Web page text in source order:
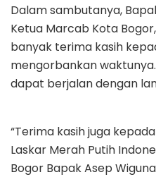
Dalam sambutanya,
Ketua Marcab Kota
banyak terima kasih
mengorbankan
dapat berjalan dengan
“Terima kasih juga
Laskar Merah Putih
Bogor Bapak Asep